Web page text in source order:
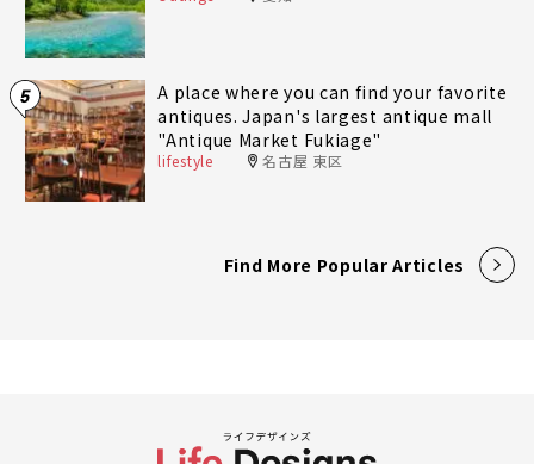
5
A place where you can find your favorite
antiques. Japan's largest antique mall
"Antique Market Fukiage"
lifestyle 名古屋 東区
Find More Popular Articles